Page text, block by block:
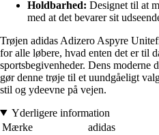
Holdbarhed: Designet til at
med at det bevarer sit
Trøjen adidas Adizero Aspyre
for alle løbere, hvad enten det er til
sportsbegivenheder. Dens moderne
gør denne trøje til et uundgåeligt
stil og ydeevne på vejen.
Yderligere information
Mærke
adidas